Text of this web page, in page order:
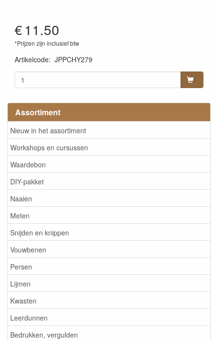
Assortiment
Nieuw in het assortiment
Workshops en cursussen
Waardebon
DIY-pakket
Naaien
Meten
Snijden en knippen
Vouwbenen
Persen
Lijmen
Kwasten
Leerdunnen
Bedrukken, vergulden
€11.50
*Prijzen zijn inclusief btw
Artikelcode: JPPCHY279